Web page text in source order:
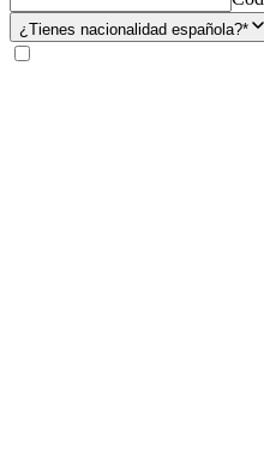
¿Tienes nacionalidad española?*